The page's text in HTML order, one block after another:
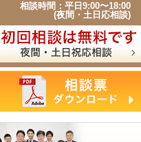
相談時間：平日9:00〜18:00
(夜間・土日応相談)